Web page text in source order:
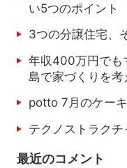
い5つのポイント
3つの分譲住宅、
年収400万円でも
島で家づくりを
potto 7月のケー
テクノストラクチ
最近のコメント